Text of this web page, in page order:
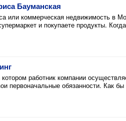
Бауманская
или коммерческая недвижимость в
и покупаете продукты.
работник компании
первоначальные обязанности. Как